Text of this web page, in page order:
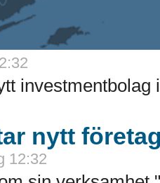
investmentbolag
nytt
12:32